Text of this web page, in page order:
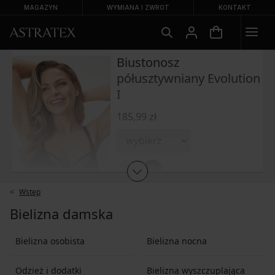
MAGAZYN WYMIANA I ZWROT KONTAKT
Biustonosz
półusztywniany Evolution
I
185,99 zł
Wstęp
Bielizna damska
Bielizna osobista Bielizna nocna
Odzież i dodatki Bielizna wyszczuplająca